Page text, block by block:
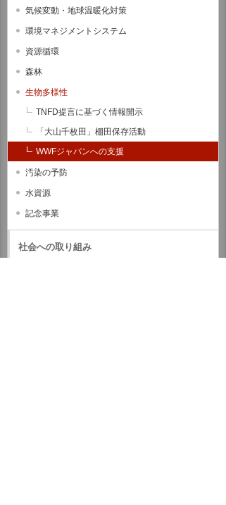
気候変動・地球温暖化対策
環境マネジメントシステム
資源循環
森林
生物多様性
TNFD提言に基づく情報開示
「大山千枚田」棚田保存活動
WWFジャパンへの支援
汚染の予防
水資源
記念事業
社会への取り組み